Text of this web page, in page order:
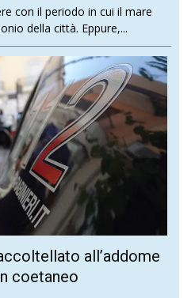
con il periodo in cui il mare
della città. Eppure,...
all’addome
coetaneo